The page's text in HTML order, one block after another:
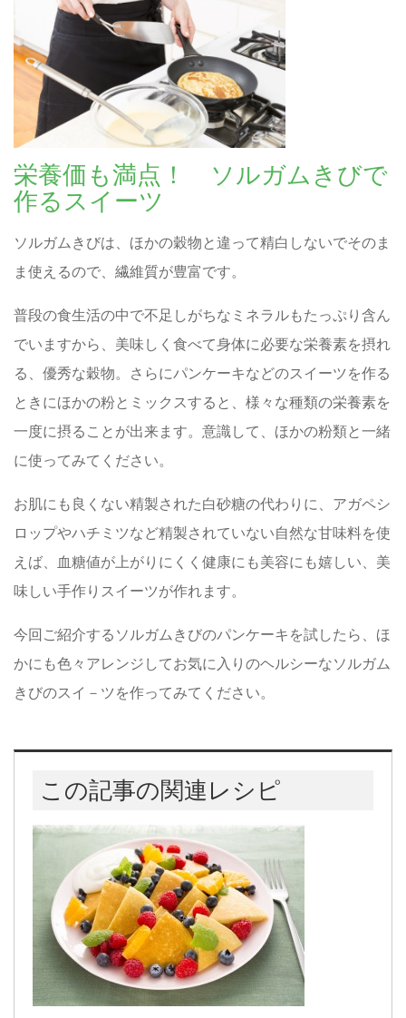
栄養価も満点！ ソルガムきびで
作るスイーツ
ソルガムきびは、ほかの穀物と違って精白しないでそのま
ま使えるので、繊維質が豊富です。
普段の食生活の中で不足しがちなミネラルもたっぷり含ん
でいますから、美味しく食べて身体に必要な栄養素を摂れ
る、優秀な穀物。さらにパンケーキなどのスイーツを作る
ときにほかの粉とミックスすると、様々な種類の栄養素を
一度に摂ることが出来ます。意識して、ほかの粉類と一緒
に使ってみてください。
お肌にも良くない精製された白砂糖の代わりに、アガペシ
ロップやハチミツなど精製されていない自然な甘味料を使
えば、血糖値が上がりにくく健康にも美容にも嬉しい、美
味しい手作りスイーツが作れます。
今回ご紹介するソルガムきびのパンケーキを試したら、ほ
かにも色々アレンジしてお気に入りのヘルシーなソルガム
きびのスイ－ツを作ってみてください。
この記事の関連レシピ